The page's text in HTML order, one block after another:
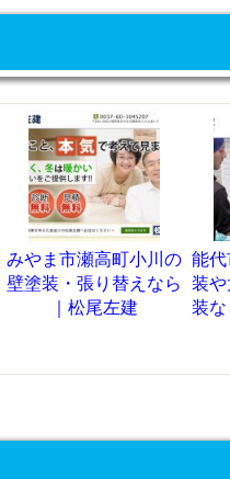
の
ら
能代市河戸川の住宅塗
装や大規模建築物の塗
装なら｜藤田建装工業